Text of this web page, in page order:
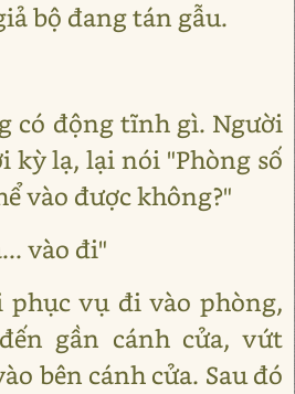
bộ đang tán gẫu.
có động tĩnh gì. Người
kỳ lạ, lại nói "Phòng số
vào được không?"
vào đi"
phục vụ đi vào phòng,
gần cánh cửa, vứt
bên cánh cửa. Sau đó